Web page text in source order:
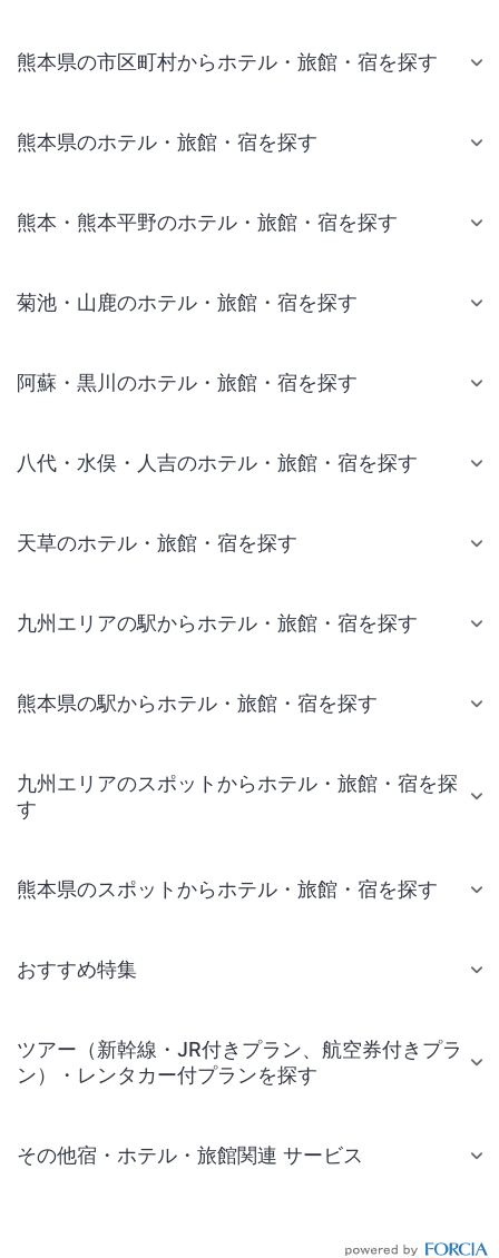
熊本県の市区町村からホテル・旅館・宿を探す
熊本県のホテル・旅館・宿を探す
熊本・熊本平野のホテル・旅館・宿を探す
菊池・山鹿のホテル・旅館・宿を探す
阿蘇・黒川のホテル・旅館・宿を探す
八代・水俣・人吉のホテル・旅館・宿を探す
天草のホテル・旅館・宿を探す
九州エリアの駅からホテル・旅館・宿を探す
熊本県の駅からホテル・旅館・宿を探す
九州エリアのスポットからホテル・旅館・宿を探
す
熊本県のスポットからホテル・旅館・宿を探す
おすすめ特集
ツアー（新幹線・JR付きプラン、航空券付きプラ
ン）・レンタカー付プランを探す
その他宿・ホテル・旅館関連 サービス